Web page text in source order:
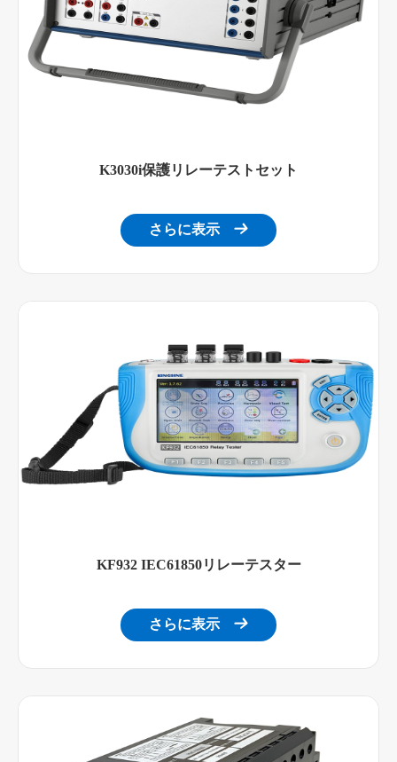
K3030i保護リレーテストセット
さらに表示 
KF932 IEC61850リレーテスター
さらに表示 